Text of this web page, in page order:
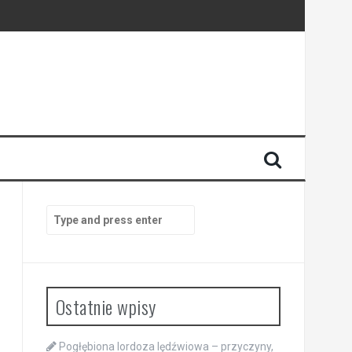
for:
Ostatnie wpisy
Pogłębiona lordoza lędźwiowa – przyczyny,